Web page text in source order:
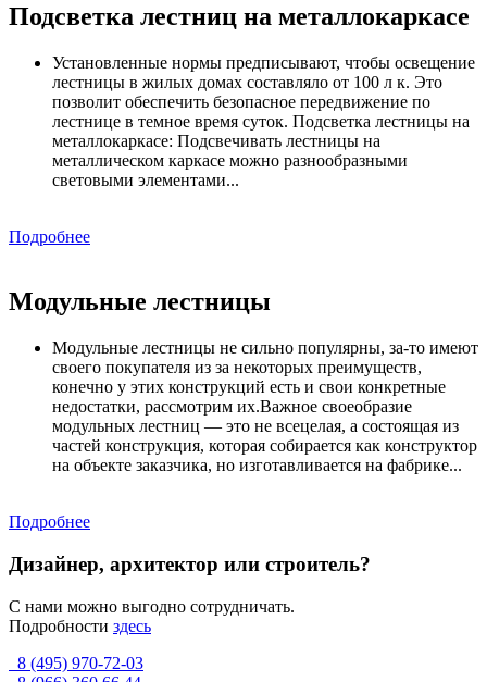
Подсветка лестниц на металлокаркасе
Установленные нормы предписывают, чтобы освещение
лестницы в жилых домах составляло от 100 л к. Это
позволит обеспечить безопасное передвижение по
лестнице в темное время суток. Подсветка лестницы на
металлокаркасе: Подсвечивать лестницы на
металлическом каркасе можно разнообразными
световыми элементами...
Подробнее
Модульные лестницы
Модульные лестницы не сильно популярны, за-то имеют
своего покупателя из за некоторых преимуществ,
конечно у этих конструкций есть и свои конкретные
недостатки, рассмотрим их.Важное своеобразие
модульных лестниц — это не всецелая, а состоящая из
частей конструкция, которая собирается как конструктор
на объекте заказчика, но изготавливается на фабрике...
Подробнее
Дизайнер, архитектор или строитель?
С нами можно выгодно сотрудничать.
Подробности здесь
8 (495) 970-72-03